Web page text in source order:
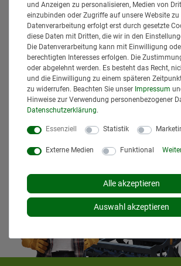
Artikeln bei Bestellungen bis 14 Uhr und
(z.B. PayPal) bereits am gleichen Werktag.
Lieferzeiten gelten für Lieferungen innerhalb
Die angezeigten Versandkosten beziehen
Versand innerhalb Deutschlands, soweit
Lieferland ausgewählt wurde.
Lieferzeiten für andere Länder entnehmen
denVersandinformationen.
und Anzeigen zu personalisieren, Medien von
einzubinden oder Zugriffe auf unsere Website zu
Datenverarbeitung erfolgt erst durch gesetzte
diese Daten mit Dritten, die wir in den
Die Datenverarbeitung kann mit Einwilligung
berechtigten Interesses erfolgen. Die
oder abgelehnt werden. Es besteht das Recht,
und die Einwilligung zu einem späteren
zu widerrufen. Beachten Sie unser Impressum
Hinweise zur Verwendung personenbezogener
Daten­schutz­erklärung.
Essenziell Statistik
Externe Medien Funktional
Alle akzeptieren
Auswahl akzeptieren